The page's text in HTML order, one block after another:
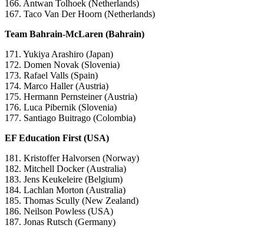
166. Antwan Tolhoek (Netherlands)
167. Taco Van Der Hoorn (Netherlands)
Team Bahrain-McLaren (Bahrain)
171. Yukiya Arashiro (Japan)
172. Domen Novak (Slovenia)
173. Rafael Valls (Spain)
174. Marco Haller (Austria)
175. Hermann Pernsteiner (Austria)
176. Luca Pibernik (Slovenia)
177. Santiago Buitrago (Colombia)
EF Education First (USA)
181. Kristoffer Halvorsen (Norway)
182. Mitchell Docker (Australia)
183. Jens Keukeleire (Belgium)
184. Lachlan Morton (Australia)
185. Thomas Scully (New Zealand)
186. Neilson Powless (USA)
187. Jonas Rutsch (Germany)